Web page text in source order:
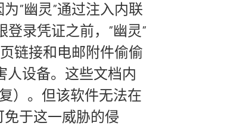
”幽灵”通过注入内联
录凭证之前，”幽灵”
链接和电邮附件偷偷
人设备。这些文档内
）。但该软件无法在
于这一威胁的侵